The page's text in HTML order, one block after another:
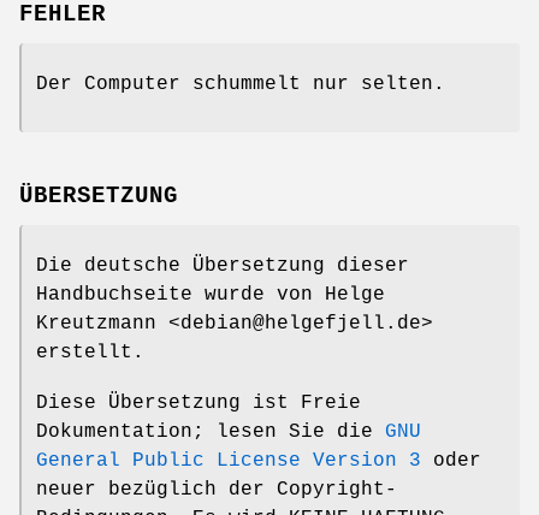
FEHLER
Der Computer schummelt nur selten.
ÜBERSETZUNG
Die deutsche Übersetzung dieser
Handbuchseite wurde von Helge
Kreutzmann <debian@helgefjell.de>
erstellt.
Diese Übersetzung ist Freie
Dokumentation; lesen Sie die GNU
General Public License Version 3 oder
neuer bezüglich der Copyright-